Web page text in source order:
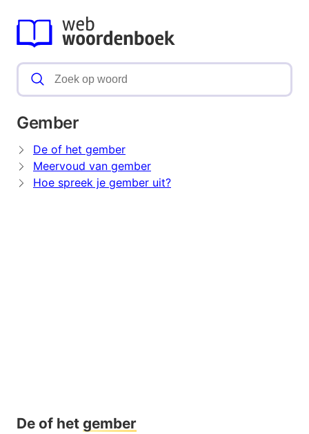
Gember
De of het gember
Meervoud van gember
Hoe spreek je gember uit?
De of het gember